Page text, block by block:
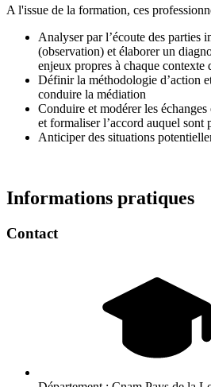
A l'issue de la formation, ces
Analyser par l’écoute des parties
(observation) et élaborer un
enjeux propres à chaque contexte
Définir la méthodologie d’action
conduire la médiation
Conduire et modérer les
et formaliser l’accord auquel sont
Anticiper des situations
Informations pratiques
Contact